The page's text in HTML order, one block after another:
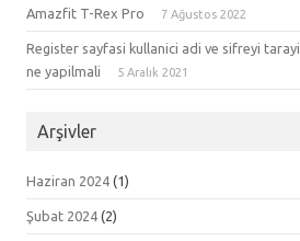
Amazfit T-Rex Pro 7 Ağustos 2022
Register sayfasi kullanici adi ve sifreyi
ne yapilmali
5 Aralık 2021
Arşivler
Haziran 2024 (1)
Şubat 2024 (2)